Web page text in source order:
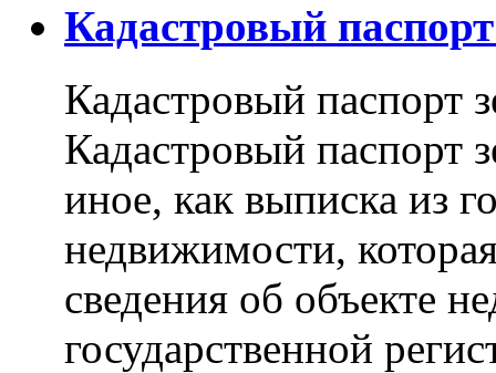
Кадастровый
Кадастровый паспорт
Кадастровый паспорт
иное, как выписка из
недвижимости,
сведения об объекте
государственной